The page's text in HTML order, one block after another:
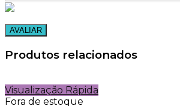
Produtos relacionados
Visualização Rápida
Fora de estoque